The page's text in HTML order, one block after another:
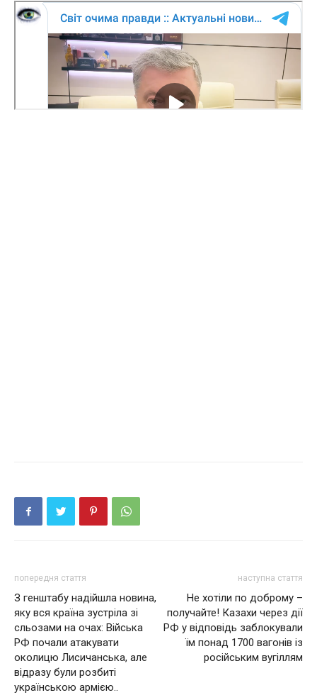
попередня стаття
З генштабу надійшла новина,
яку вся країна зустріла зі
сльозами на очах: Війська
РФ почали атакувати
околицю Лисичанська, але
відразу були розбиті
українською армією..
наступна стаття
Не хотіли по доброму –
получайте! Казахи через дії
РФ у відповідь заблокували
їм понад 1700 вагонів із
російським вугіллям